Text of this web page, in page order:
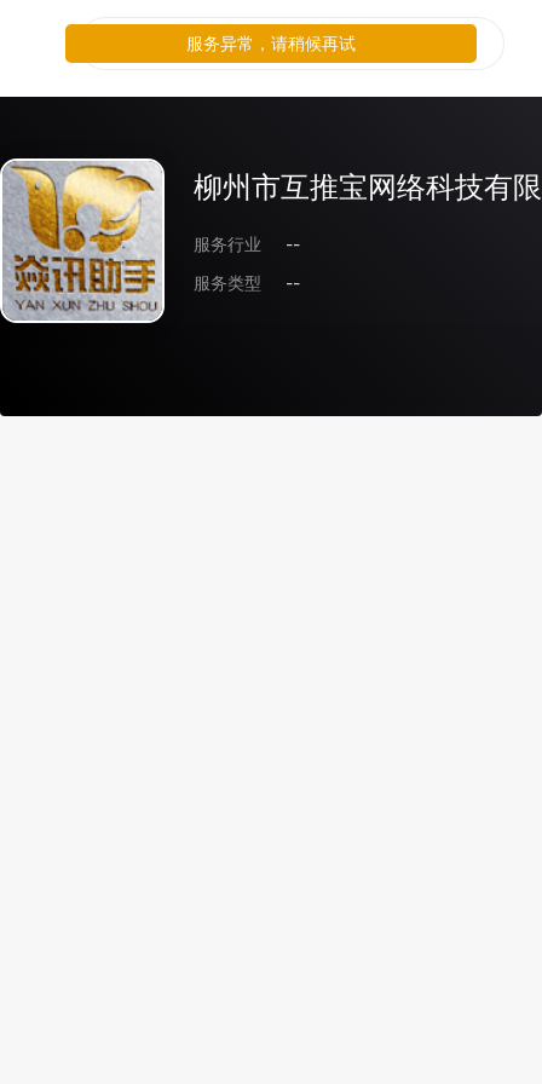
柳州市互推宝网络科技有
服务行业
--
服务类型
--
服务异常，请稍候再试